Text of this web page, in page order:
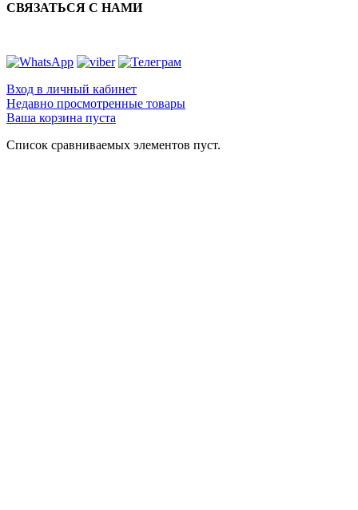
СВЯЗАТЬСЯ С НАМИ
Вход в личный кабинет
Недавно просмотренные товары
Ваша корзина пуста
Список сравниваемых элементов пуст.